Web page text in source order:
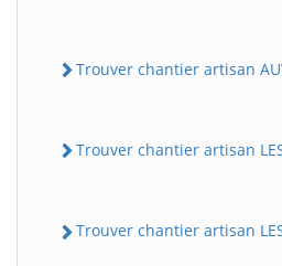
Trouver chantier artisan
Trouver chantier artisan
Trouver chantier artisan LES